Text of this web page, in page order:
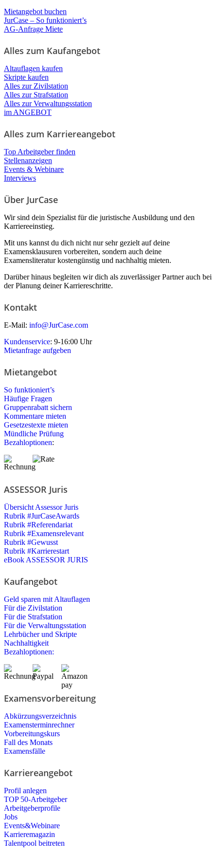
Mietangebot buchen
JurCase – So funktioniert’s
AG-Anfrage Miete
Alles zum Kaufangebot
Altauflagen kaufen
Skripte kaufen
Alles zur Zivilstation
Alles zur Strafstation
Alles zur Verwaltungsstation
im ANGEBOT
Alles zum Karriereangebot
Top Arbeitgeber finden
Stellenanzeigen
Events & Webinare
Interviews
Über JurCase
Wir sind dein Spezialist für die juristische Ausbildung und den
Karriereeinstieg.
Mit uns kannst du dich nicht nur sehr gezielt auf deine
Examensklausuren vorbereiten, sondern auch deine
Examensliteratur kostengünstig und nachhaltig mieten.
Darüber hinaus begleiten wir dich als zuverlässiger Partner auch bei
der Planung deiner Karriereschritte.
Kontakt
E-Mail: info@JurCase.com
Kundenservice: 9-16:00 Uhr
Mietanfrage aufgeben
Mietangebot
So funktioniert’s
Häufige Fragen
Gruppenrabatt sichern
Kommentare mieten
Gesetzestexte mieten
Mündliche Prüfung
Bezahloptionen:
ASSESSOR Juris
Übersicht Assessor Juris
Rubrik #JurCaseAwards
Rubrik #Referendariat
Rubrik #Examensrelevant
Rubrik #Gewusst
Rubrik #Karrierestart
eBook ASSESSOR JURIS
Kaufangebot
Geld sparen mit Altauflagen
Für die Zivilstation
Für die Strafstation
Für die Verwaltungsstation
Lehrbücher und Skripte
Nachhaltigkeit
Bezahloptionen:
Examensvorbereitung
Abkürzungsverzeichnis
Examensterminrechner
Vorbereitungskurs
Fall des Monats
Examensfälle
Karriereangebot
Profil anlegen
TOP 50-Arbeitgeber
Arbeitgeberprofile
Jobs
Events&Webinare
Karrieremagazin
Talentpool beitreten